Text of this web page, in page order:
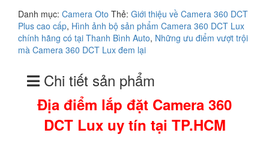
đặt
Camera
360
DCT
uy
tín
TP.HCM
Danh mục: Camera Oto Thẻ: Giới thiệu về Camera 360 DCT
Plus cao cấp, Hình ảnh bộ sản phẩm Camera 360 DCT Lux
chính hãng có tại Thanh Bình Auto, Những ưu điểm vượt trội
mà Camera 360 DCT Lux đem lại
Chi tiết sản phẩm
Địa điểm lắp đặt Camera 360
DCT Lux uy tín tại TP.HCM